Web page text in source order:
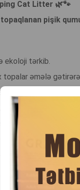
Cat Litter 🌿🐾
pişik
ekoloji tərkib.
topalar əmələ
aktivləşərək evi
ikili ələmə və tam
həm də onların
emal oluna bilən